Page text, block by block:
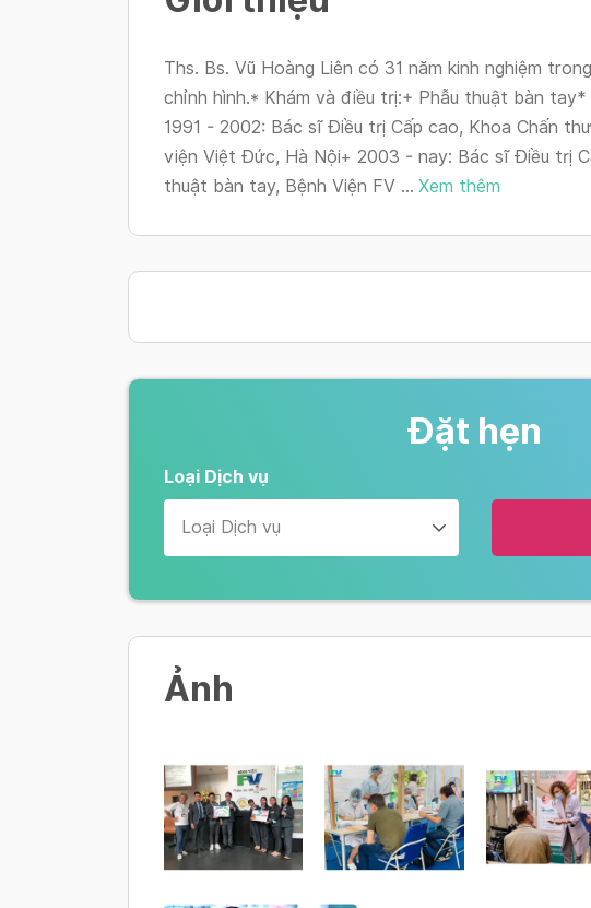
Ths. Bs. Vũ Hoàng Liên có 31 năm kinh nghiệm
chỉnh hình.* Khám và điều trị:+ Phẫu thuật bàn tay*
1991 - 2002: Bác sĩ Điều trị Cấp cao, Khoa Chấn
viện Việt Đức, Hà Nội+ 2003 - nay: Bác sĩ Điều trị
thuật bàn tay, Bệnh Viện FV ... Xem thêm
Đặt hẹn
Loại Dịch vụ
Loại Dịch vụ
Ảnh